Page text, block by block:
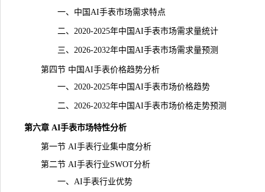
一、中国AI手表市场需求特点
二、2020-2025年中国AI手表市场需求量统计
三、2026-2032年中国AI手表市场需求量预测
第四节 中国AI手表价格趋势分析
一、2020-2025年中国AI手表市场价格趋势
二、2026-2032年中国AI手表市场价格走势预测
第六章 AI手表市场特性分析
第一节 AI手表行业集中度分析
第二节 AI手表行业SWOT分析
一、AI手表行业优势